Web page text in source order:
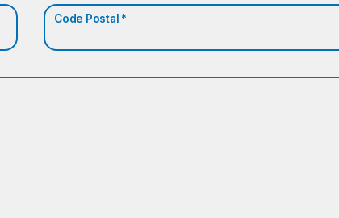
Code Postal *